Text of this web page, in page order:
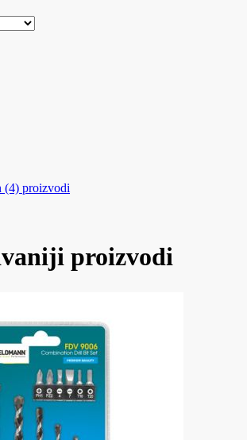
(4) proizvodi
proizvodi